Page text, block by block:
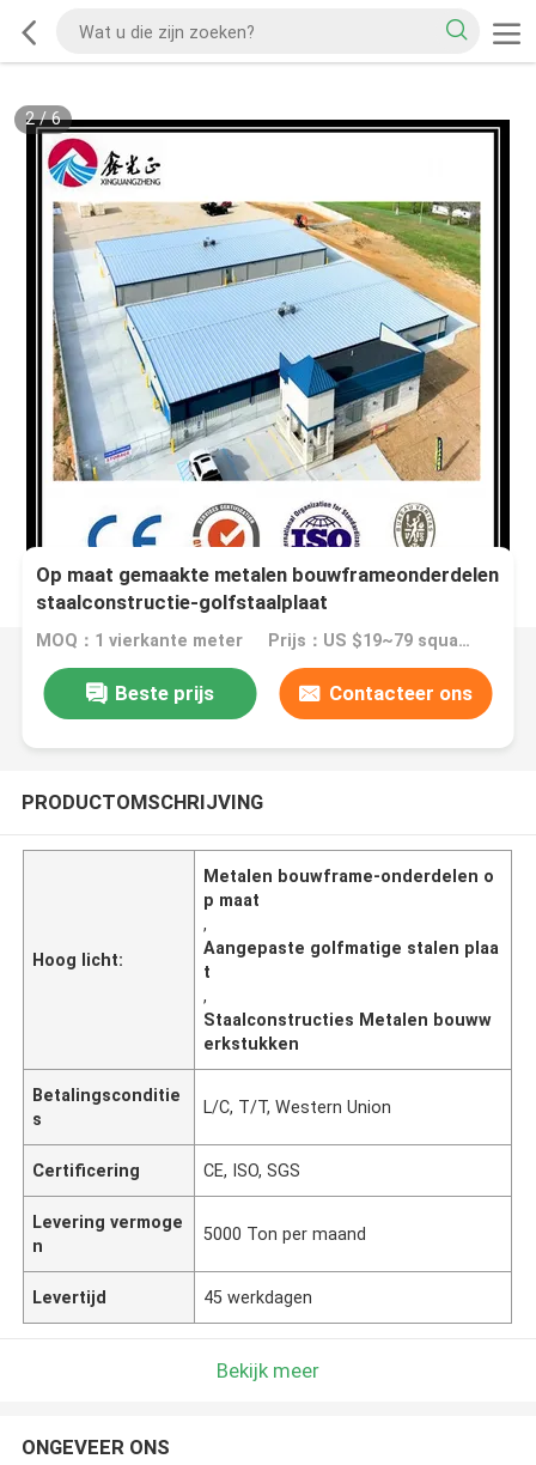
2/6
Op maat gemaakte metalen bouwframeonderdelen
staalconstructie-golfstaalplaat
MOQ：1 vierkante meter Prijs：US $19~79 square meter
Beste prijs Contacteer ons
PRODUCTOMSCHRIJVING
Hoog licht:
Metalen bouwframe-onderdelen o
p maat
,
Aangepaste golfmatige stalen plaa
t
,
Staalconstructies Metalen bouww
erkstukken
Betalingsconditie
s
L/C, T/T, Western Union
Certificering CE, ISO, SGS
Levering vermoge
n
5000 Ton per maand
Levertijd 45 werkdagen
Bekijk meer
ONGEVEER ONS